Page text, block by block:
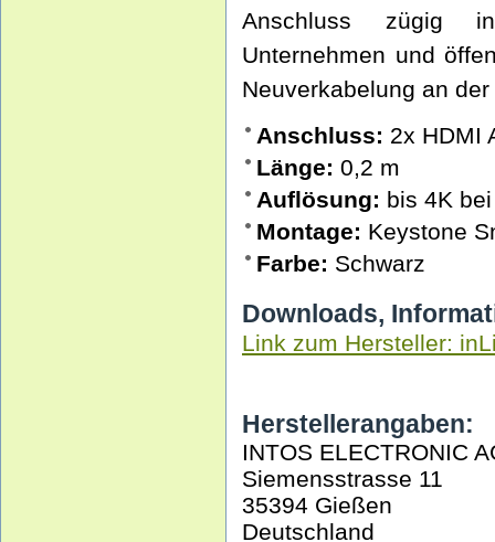
Anschluss zügig
Unternehmen und
Neuverkabelung an
Anschluss: 2x HDMI
Länge: 0,2 m
Auflösung: bis 4K
Montage: Keystone
Farbe: Schwarz
Downloads,
Link zum Hersteller:
Herstellerangaben:
INTOS ELECTRONIC
Siemensstrasse 11
35394 Gießen
Deutschland